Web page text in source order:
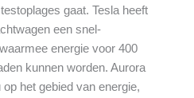
gaat. Tesla heeft
een snel-
energie voor 400
kunnen worden. Aurora
het gebied van energie,